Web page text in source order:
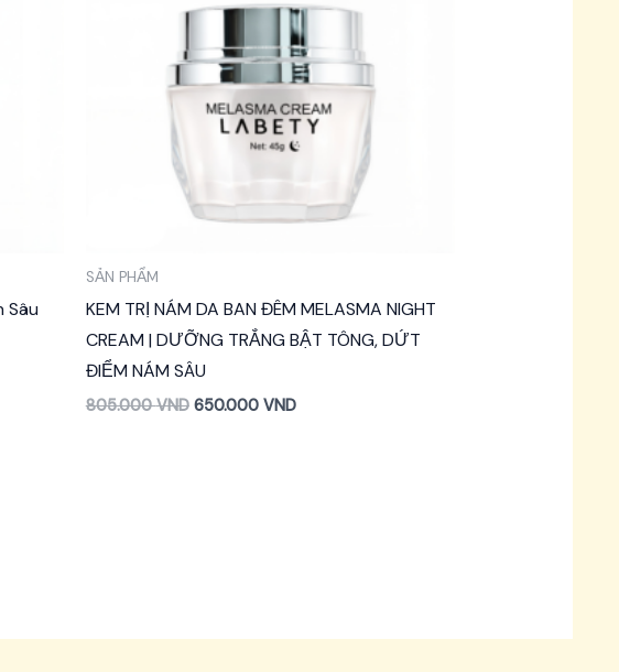
Sâu
SẢN PHẨM
KEM TRỊ NÁM DA BAN ĐÊM MELASMA NIGHT
CREAM | DƯỠNG TRẮNG BẬT TÔNG, DỨT
ĐIỂM NÁM SÂU
805.000VND 650.000 VND